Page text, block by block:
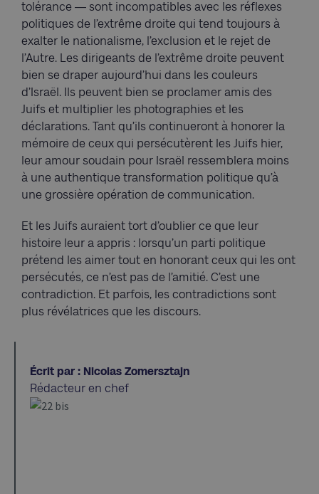
tolérance — sont incompatibles avec les réflexes
politiques de l’extrême droite qui tend toujours à
exalter le nationalisme, l’exclusion et le rejet de
l’Autre. Les dirigeants de l’extrême droite peuvent
bien se draper aujourd’hui dans les couleurs
d’Israël. Ils peuvent bien se proclamer amis des
Juifs et multiplier les photographies et les
déclarations. Tant qu’ils continueront à honorer la
mémoire de ceux qui persécutèrent les Juifs hier,
leur amour soudain pour Israël ressemblera moins
à une authentique transformation politique qu’à
une grossière opération de communication.
Et les Juifs auraient tort d’oublier ce que leur
histoire leur a appris : lorsqu’un parti politique
prétend les aimer tout en honorant ceux qui les ont
persécutés, ce n’est pas de l’amitié. C’est une
contradiction. Et parfois, les contradictions sont
plus révélatrices que les discours.
Écrit par : Nicolas Zomersztajn
Rédacteur en chef